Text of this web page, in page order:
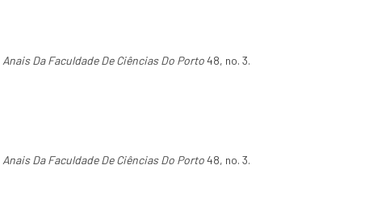
Anais Da Faculdade De Ciências Do Porto48, no. 3.
Anais Da Faculdade De Ciências Do Porto48, no. 3.